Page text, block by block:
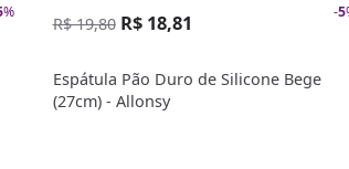
% -5
R$ 19,80 R$ 18,81
Espátula Pão Duro de Silicone Bege
(27cm) - Allonsy